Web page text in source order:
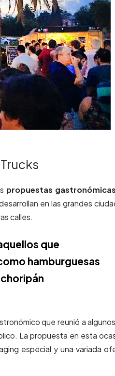
propuestas
en las grandes
calles.
que
hamburguesas
que reunió a
La propuesta en esta
especial y una variada